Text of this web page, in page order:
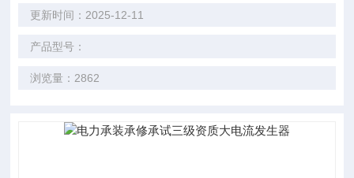
更新时间：2025-12-11
产品型号：
浏览量：2862